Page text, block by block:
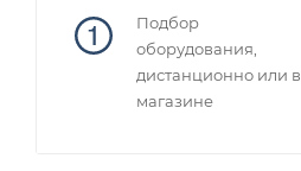
Подбор
оборудования,
дистанционно или в
магазине